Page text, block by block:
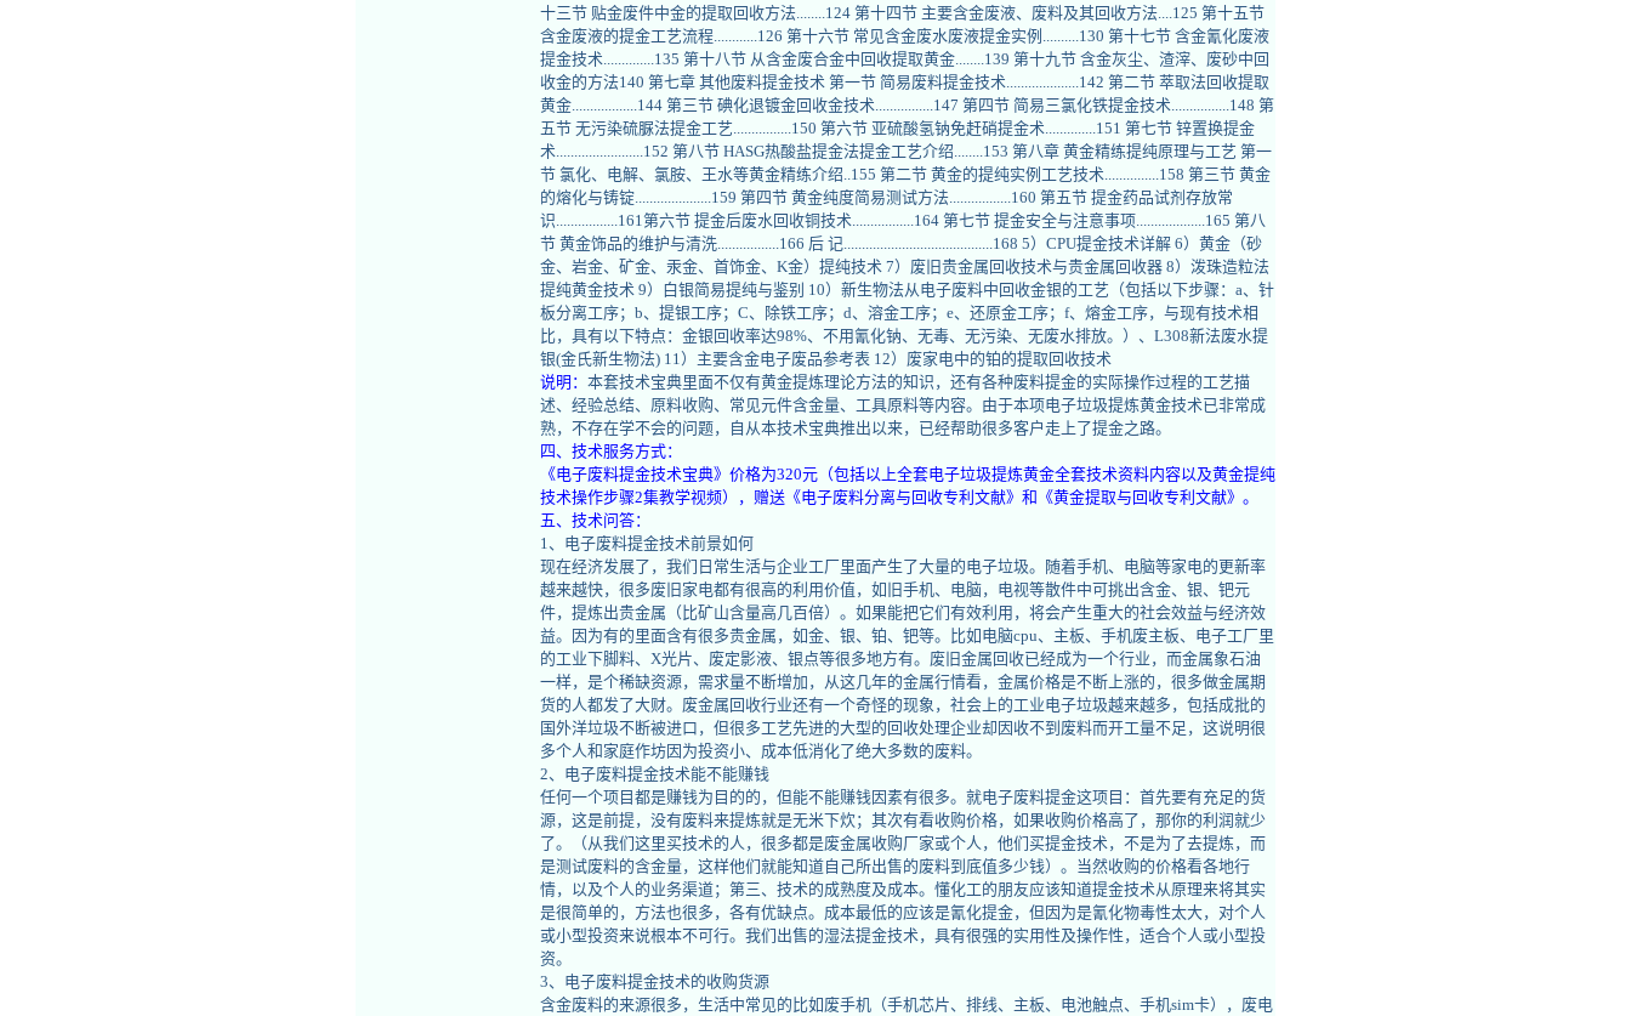
十三节 贴金废件中金的提取回收方法........124 第十四节 主要含金废液、废料及其回收方法....125 第十五节
含金废液的提金工艺流程............126 第十六节 常见含金废水废液提金实例..........130 第十七节 含金氰化废液
提金技术..............135 第十八节 从含金废合金中回收提取黄金........139 第十九节 含金灰尘、渣滓、废砂中回
收金的方法140 第七章 其他废料提金技术 第一节 简易废料提金技术....................142 第二节 萃取法回收提取
黄金..................144 第三节 碘化退镀金回收金技术................147 第四节 简易三氯化铁提金技术................148 第
五节 无污染硫脲法提金工艺................150 第六节 亚硫酸氢钠免赶硝提金术..............151 第七节 锌置换提金
术........................152 第八节 HASG热酸盐提金法提金工艺介绍........153 第八章 黄金精练提纯原理与工艺 第一
节 氯化、电解、氯胺、王水等黄金精练介绍..155 第二节 黄金的提纯实例工艺技术...............158 第三节 黄金
的熔化与铸锭.....................159 第四节 黄金纯度简易测试方法.................160 第五节 提金药品试剂存放常
识.................161第六节 提金后废水回收铜技术.................164 第七节 提金安全与注意事项...................165 第八
节 黄金饰品的维护与清洗.................166 后 记.........................................168 5）CPU提金技术详解 6）黄金（砂
金、岩金、矿金、汞金、首饰金、K金）提纯技术 7）废旧贵金属回收技术与贵金属回收器 8）泼珠造粒法
提纯黄金技术 9）白银简易提纯与鉴别 10）新生物法从电子废料中回收金银的工艺（包括以下步骤：a、针
板分离工序；b、提银工序；C、除铁工序；d、溶金工序；e、还原金工序；f、熔金工序，与现有技术相
比，具有以下特点：金银回收率达98%、不用氰化钠、无毒、无污染、无废水排放。）、L308新法废水提
银(金氏新生物法) 11）主要含金电子废品参考表 12）废家电中的铂的提取回收技术
说明： 本套技术宝典里面不仅有黄金提炼理论方法的知识，还有各种废料提金的实际操作过程的工艺描
述、经验总结、原料收购、常见元件含金量、工具原料等内容。由于本项电子垃圾提炼黄金技术已非常成
熟，不存在学不会的问题，自从本技术宝典推出以来，已经帮助很多客户走上了提金之路。
四、技术服务方式：
《电子废料提金技术宝典》价格为320元（包括以上全套电子垃圾提炼黄金全套技术资料内容以及黄金提纯
技术操作步骤2集教学视频）， 赠送 《电子废料分离与回收专利文献》 和 《黄金提取与回收专利文献》 。
五、技术问答：
1、电子废料提金技术前景如何
现在经济发展了，我们日常生活与企业工厂里面产生了大量的电子垃圾。随着手机、电脑等家电的更新率
越来越快，很多废旧家电都有很高的利用价值，如旧手机、电脑，电视等散件中可挑出含金、银、钯元
件，提炼出贵金属（比矿山含量高几百倍）。如果能把它们有效利用，将会产生重大的社会效益与经济效
益。因为有的里面含有很多贵金属，如金、银、铂、钯等。比如电脑cpu、主板、手机废主板、电子工厂里
的工业下脚料、X光片、废定影液、银点等很多地方有。废旧金属回收已经成为一个行业，而金属象石油
一样，是个稀缺资源，需求量不断增加，从这几年的金属行情看，金属价格是不断上涨的，很多做金属期
货的人都发了大财。废金属回收行业还有一个奇怪的现象，社会上的工业电子垃圾越来越多，包括成批的
国外洋垃圾不断被进口，但很多工艺先进的大型的回收处理企业却因收不到废料而开工量不足，这说明很
多个人和家庭作坊因为投资小、成本低消化了绝大多数的废料。
2、电子废料提金技术能不能赚钱
任何一个项目都是赚钱为目的的，但能不能赚钱因素有很多。就电子废料提金这项目：首先要有充足的货
源，这是前提，没有废料来提炼就是无米下炊；其次有看收购价格，如果收购价格高了，那你的利润就少
了。（从我们这里买技术的人，很多都是废金属收购厂家或个人，他们买提金技术，不是为了去提炼，而
是测试废料的含金量，这样他们就能知道自己所出售的废料到底值多少钱）。当然收购的价格看各地行
情，以及个人的业务渠道；第三、技术的成熟度及成本。懂化工的朋友应该知道提金技术从原理来将其实
是很简单的，方法也很多，各有优缺点。成本最低的应该是氰化提金，但因为是氰化物毒性太大，对个人
或小型投资来说根本不可行。我们出售的湿法提金技术，具有很强的实用性及操作性，适合个人或小型投
资。
3、电子废料提金技术的收购货源
含金废料的来源很多，生活中常见的比如废手机（手机芯片、排线、主板、电池触点、手机sim卡），废电